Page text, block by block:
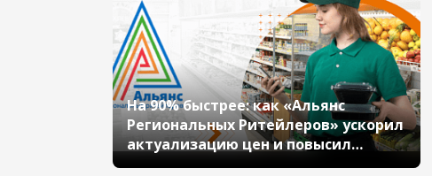
На 90% быстрее: как «Альянс
Региональных Ритейлеров» ускорил
актуализацию цен и повысил
уровень сервиса с помощью